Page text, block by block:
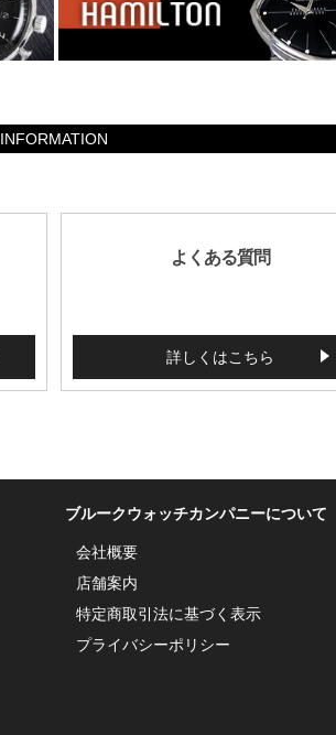
INFORMATION
よくある質問
詳しくはこちら
ブルークウォッチカンパニーについて
会社概要
店舗案内
特定商取引法に基づく表示
プライバシーポリシー